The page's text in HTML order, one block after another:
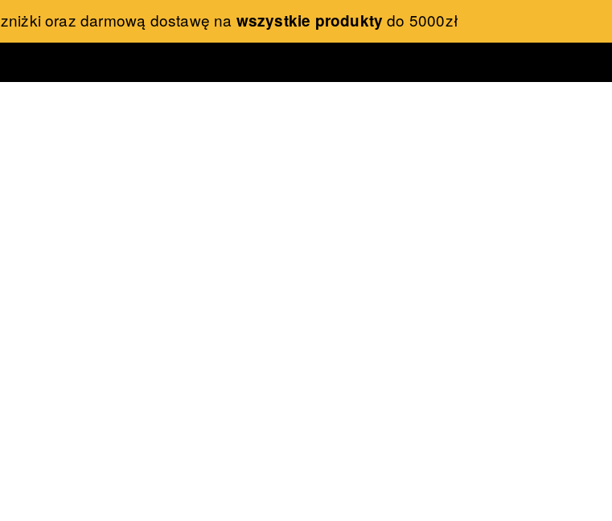
zniżki oraz darmową dostawę na wszystkie produkty do 5000zł